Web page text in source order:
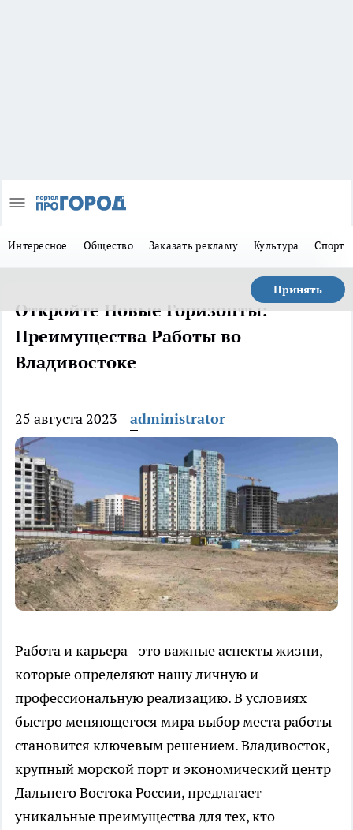
Интересное Общество Заказать рекламу Культура Спорт
Принять
Откройте Новые Горизонты:
Преимущества Работы во
Владивостоке
25 августа 2023 administrator
Работа и карьера - это важные аспекты жизни,
которые определяют нашу личную и
профессиональную реализацию. В условиях
быстро меняющегося мира выбор места работы
становится ключевым решением. Владивосток,
крупный морской порт и экономический центр
Дальнего Востока России, предлагает
уникальные преимущества для тех, кто